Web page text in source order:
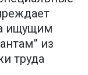
ищущим
из
труда